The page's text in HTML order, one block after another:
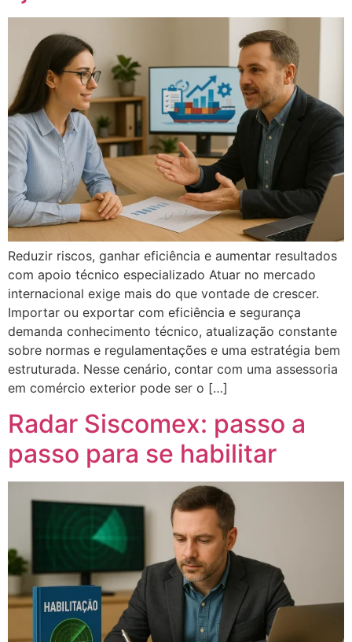
Reduzir riscos, ganhar eficiência e aumentar resultados
com apoio técnico especializado Atuar no mercado
internacional exige mais do que vontade de crescer.
Importar ou exportar com eficiência e segurança
demanda conhecimento técnico, atualização constante
sobre normas e regulamentações e uma estratégia bem
estruturada. Nesse cenário, contar com uma assessoria
em comércio exterior pode ser o […]
Radar Siscomex: passo a
passo para se habilitar